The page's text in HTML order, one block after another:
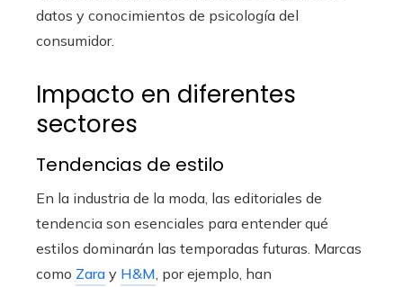
datos y conocimientos de psicología del
consumidor.
Impacto en diferentes
sectores
Tendencias de estilo
En la industria de la moda, las editoriales de
tendencia son esenciales para entender qué
estilos dominarán las temporadas futuras. Marcas
como Zara y H&M , por ejemplo, han